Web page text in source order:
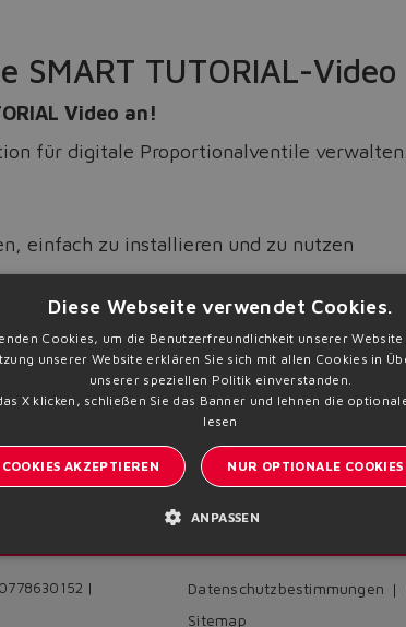
SMART TUTORIAL-
Video an!
für digitale Proportionalventile verwalten.
einfach zu installieren und zu nutzen
www.atos.com
Bleiben Sie informiert über Atos
|
Datenschutzbestimmungen
Sitemap
Diese Webseite verwendet Cookies.
Cookies, um die Benutzerfreundlichkeit unserer
unserer Website erklären Sie sich mit allen Cookies in
unserer speziellen Politik einverstanden.
X klicken, schließen Sie das Banner und lehnen die
lesen
AKZEPTIEREN NUR OPTIONALE COOKIES
ANPASSEN